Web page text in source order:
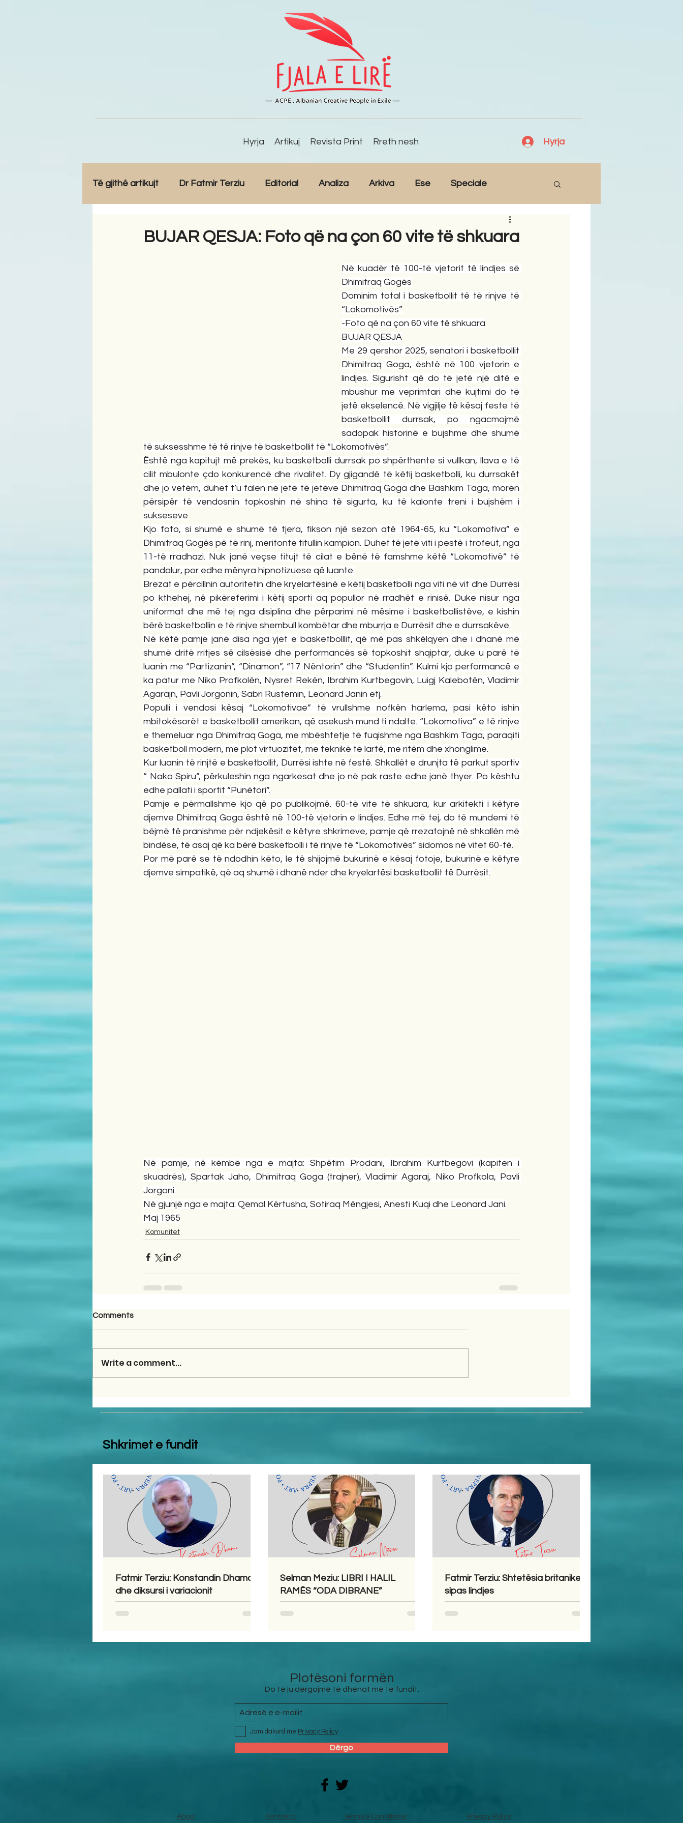
Hyrja Artikuj Revista Print Rreth nesh Hyrja
Të gjithë artikujt Dr Fatmir Terziu Editorial Analiza Arkiva Ese Speciale
Romane English Përkthime
BUJAR QESJA: Foto që na çon 60 vite të shkuara
Në kuadër të 100-të vjetorit të lindjes së
Dhimitraq Gogës
Dominim total i basketbollit të të rinjve të
“Lokomotivës”
-Foto që na çon 60 vite të shkuara
BUJAR QESJA
Me 29 qershor 2025, senatori i basketbollit
Dhimitraq Goga, është në 100 vjetorin e
lindjes. Sigurisht që do të jetë një ditë e
mbushur me veprimtari dhe kujtimi do të
jetë ekselencë. Në vigjilje të kësaj feste të
basketbollit durrsak, po ngacmojmë
sadopak historinë e bujshme dhe shumë
të suksesshme të të rinjve të basketbollit të “Lokomotivës”.
Është nga kapitujt më prekës, ku basketbolli durrsak po shpërthente si vullkan, llava e të
cilit mbulonte çdo konkurencë dhe rivalitet. Dy gjigandë të këtij basketbolli, ku durrsakët
dhe jo vetëm, duhet t’u falen në jetë të jetëve Dhimitraq Goga dhe Bashkim Taga, morën
përsipër të vendosnin topkoshin në shina të sigurta, ku të kalonte treni i bujshëm i
sukseseve
Kjo foto, si shumë e shumë të tjera, fikson një sezon atë 1964-65, ku “Lokomotiva” e
Dhimitraq Gogës pë të rinj, meritonte titullin kampion. Duhet të jetë viti i pestë i trofeut, nga
11-të rradhazi. Nuk janë veçse titujt të cilat e bënë të famshme këtë “Lokomotivë” të
pandalur, por edhe mënyra hipnotizuese që luante.
Brezat e përcillnin autoritetin dhe kryelartësinë e këtij basketbolli nga viti në vit dhe Durrësi
po kthehej, në pikëreferimi i këtij sporti aq popullor në rradhët e rinisë. Duke nisur nga
uniformat dhe më tej nga disiplina dhe përparimi në mësime i basketbollistëve, e kishin
bërë basketbollin e të rinjve shembull kombëtar dhe mburrja e Durrësit dhe e durrsakëve.
Në këtë pamje janë disa nga yjet e basketbolllit, që më pas shkëlqyen dhe i dhanë më
shumë dritë rritjes së cilsësisë dhe performancës së topkoshit shqiptar, duke u parë të
luanin me “Partizanin”, “Dinamon”, “17 Nëntorin” dhe “Studentin”. Kulmi kjo performancë e
ka patur me Niko Profkolën, Nysret Rekën, Ibrahim Kurtbegovin, Luigj Kalebotën, Vladimir
Agarajn, Pavli Jorgonin, Sabri Rustemin, Leonard Janin etj.
Populli i vendosi kësaj “Lokomotivae” të vrullshme nofkën harlema, pasi këto ishin
mbitokësorët e basketbollit amerikan, që asekush mund ti ndalte. “Lokomotiva” e të rinjve
e themeluar nga Dhimitraq Goga, me mbështetje të fuqishme nga Bashkim Taga, paraqiti
basketboll modern, me plot virtuozitet, me teknikë të lartë, me ritëm dhe xhonglime.
Kur luanin të rinjtë e basketbollit, Durrësi ishte në festë. Shkallët e drunjta të parkut sportiv
“ Nako Spiru”, përkuleshin nga ngarkesat dhe jo në pak raste edhe janë thyer. Po kështu
edhe pallati i sportit “Punëtori”.
Pamje e përmallshme kjo që po publikojmë. 60-të vite të shkuara, kur arkitekti i këtyre
djemve Dhimitraq Goga është në 100-të vjetorin e lindjes. Edhe më tej, do të mundemi të
bëjmë të pranishme për ndjekësit e këtyre shkrimeve, pamje që rrezatojnë në shkallën më
bindëse, të asaj që ka bërë basketbolli i të rinjve të “Lokomotivës” sidomos në vitet 60-të.
Por më parë se të ndodhin këto, le të shijojmë bukurinë e kësaj fotoje, bukurinë e këtyre
djemve simpatikë, që aq shumë i dhanë nder dhe kryelartësi basketbollit të Durrësit.
Në pamje, në këmbë nga e majta: Shpëtim Prodani, Ibrahim Kurtbegovi (kapiten i
skuadrës), Spartak Jaho, Dhimitraq Goga (trajner), Vladimir Agaraj, Niko Profkola, Pavli
Jorgoni.
Në gjunjë nga e majta: Qemal Kërtusha, Sotiraq Mëngjesi, Anesti Kuqi dhe Leonard Jani.
Maj 1965
Komunitet
Comments
Write a comment...
Shkrimet e fundit
Fatmir Terziu: Konstandin Dhamo
dhe diksursi i variacionit
Selman Meziu: LIBRI I HALIL
RAMËS “ODA DIBRANE”
Fatmir Terziu: Shtetësia britanike
sipas lindjes
Plotësoni formën
Do të ju dërgojmë të dhënat më te fundit.
Jam dakord me Privacy Policy
Dërgo
About Kontakto Terms & Conditions Privacy Policy